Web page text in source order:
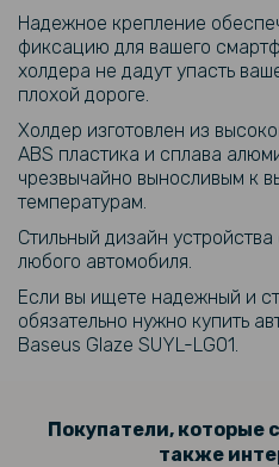
Надежное крепление
фиксацию для вашего
холдера не дадут упасть
плохой дороге.
Холдер изготовлен из
АBS пластика и сплава
чрезвычайно выносливым к
температурам.
Стильный дизайн
любого автомобиля.
Если вы ищете надежный и
обязательно нужно купить
Baseus Glaze SUYL-LG01.
Покупатели, которые
также